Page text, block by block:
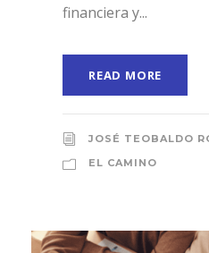
financiera y...
READ MORE
JOSÉ TEOBALDO
EL CAMINO